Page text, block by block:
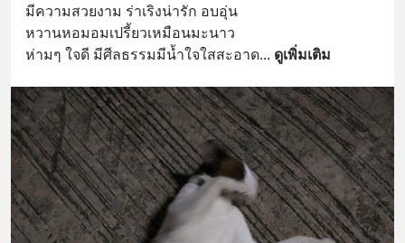
มีความสวยงาม ร่าเริงน่ารัก อบอุ่น
หวานหอมอมเปรี้ยวเหมือนมะนาว
ห่ามๆ ใจดี มีศีลธรรมมีน้ำใจใสสะอาด... ดูเพิ่มเติม